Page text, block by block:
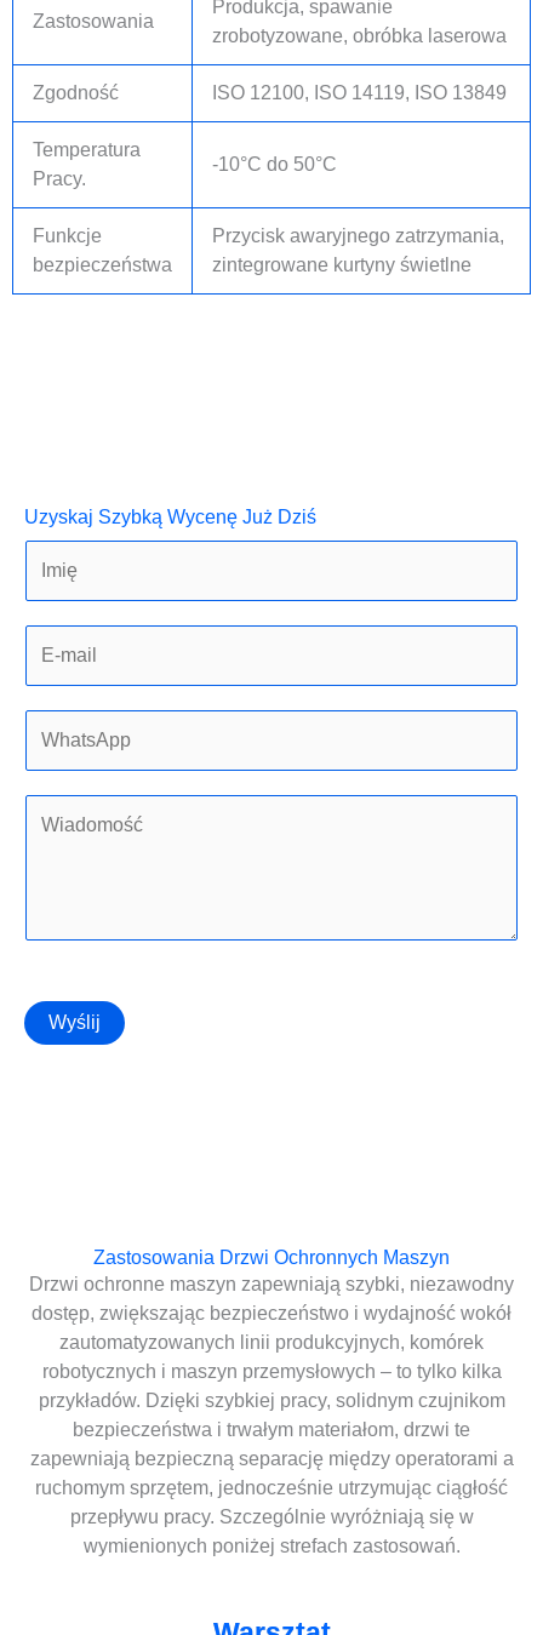
Zastosowania
Produkcja, spawanie
zrobotyzowane, obróbka laserowa
Zgodność ISO 12100, ISO 14119, ISO 13849
Temperatura
Pracy.
-10°C do 50°C
Funkcje
bezpieczeństwa
Przycisk awaryjnego zatrzymania,
zintegrowane kurtyny świetlne
Uzyskaj Szybką Wycenę Już Dziś
Wyślij
Zastosowania Drzwi Ochronnych Maszyn
Drzwi ochronne maszyn zapewniają szybki, niezawodny
dostęp, zwiększając bezpieczeństwo i wydajność wokół
zautomatyzowanych linii produkcyjnych, komórek
robotycznych i maszyn przemysłowych – to tylko kilka
przykładów. Dzięki szybkiej pracy, solidnym czujnikom
bezpieczeństwa i trwałym materiałom, drzwi te
zapewniają bezpieczną separację między operatorami a
ruchomym sprzętem, jednocześnie utrzymując ciągłość
przepływu pracy. Szczególnie wyróżniają się w
wymienionych poniżej strefach zastosowań.